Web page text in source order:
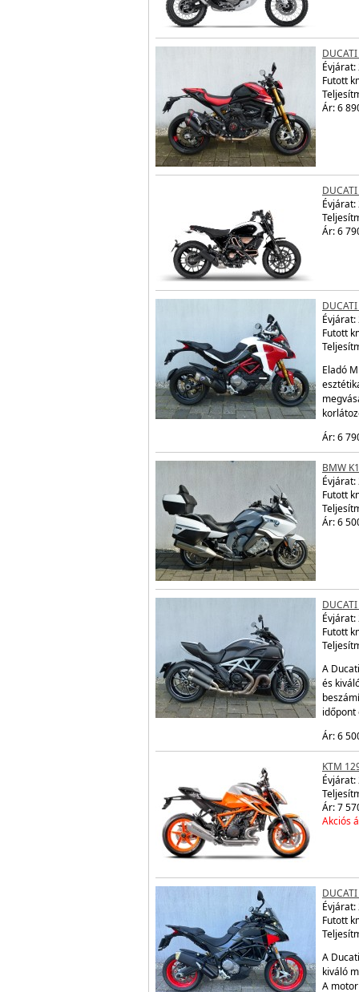
Évjárat:
Futott
Ár: 6
Évjárat:
Ár: 6
Évjárat:
Futott
Eladó
Ár: 6
BMW
Évjárat:
Futott
Ár: 6
Évjárat:
Futott
A
és
időpont
Ár: 6
KTM
Évjárat:
Ár: 7
Akciós
Évjárat:
Futott
A
kiváló
A